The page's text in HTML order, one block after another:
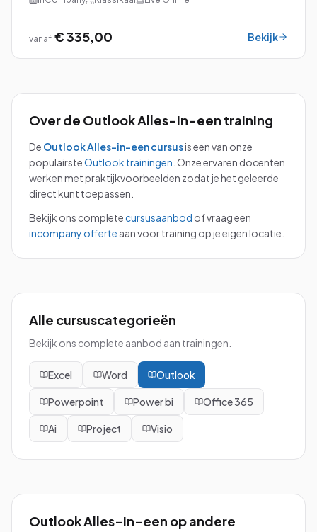
benutten. De principes van Time Management worden
vanaf € 335,00 Bekijk
Over de Outlook Alles-in-een training
De Outlook Alles-in-eencursusis een van onze
populairsteOutlook trainingen Onze ervaren docenten
werken met praktijkvoorbeelden zodat je het geleerde
direct kunt toepassen.
Bekijk ons completecursusaanbod of vraag een
incompany offerte aan voor training op je eigen locatie.
Alle cursuscategorieën
Bekijk ons complete aanbod aan trainingen.
Excel Word Outlook
Powerpoint Power bi Office 365
Ai Project Visio
Outlook Alles-in-een op andere